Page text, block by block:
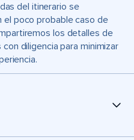
del itinerario se
el poco probable caso de
los detalles de
diligencia para minimizar